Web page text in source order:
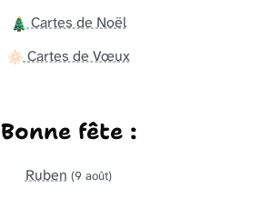
Cartes de Noël
Cartes de Vœux
Bonne fête :
Ruben (9 août)